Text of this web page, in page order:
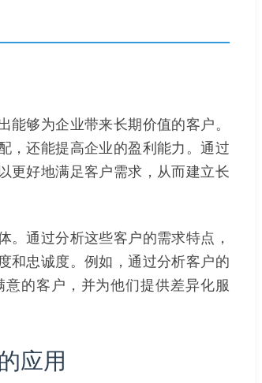
够为企业带来长期价值的客户。
，还能提高企业的盈利能力。通过
更好地满足客户需求，从而建立长
。通过分析这些客户的需求特点，
和忠诚度。例如，通过分析客户的
的客户，并为他们提供差异化服
应用